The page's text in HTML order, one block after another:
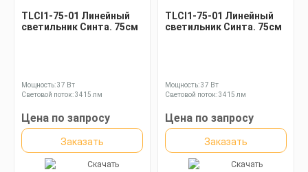
TLCI1-75-01 Линейный
светильник Синта. 75см
Мощность: 37 Вт
Световой поток: 3415 лм
Цена по запросу
Заказать
Скачать
TLCI1-75-01 Линейный
светильник Синта. 75см
Мощность: 37 Вт
Световой поток: 3415 лм
Цена по запросу
Заказать
Скачать